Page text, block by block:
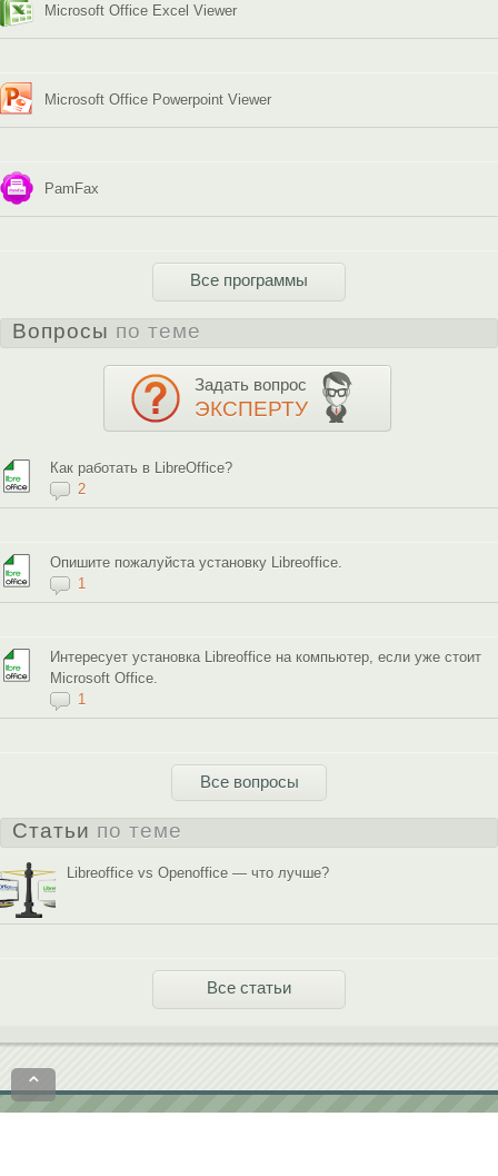
Microsoft Office Excel Viewer
Microsoft Office Powerpoint Viewer
PamFax
Все программы
Вопросы по теме
Задать вопрос
ЭКСПЕРТУ
Как работать в LibreOffice?
2
Опишите пожалуйста установку Libreoffice.
1
Интересует установка Libreoffice на компьютер, если уже стоит
Microsoft Office.
1
Все вопросы
Статьи по теме
Libreoffice vs Openoffice — что лучше?
Все статьи
⌃